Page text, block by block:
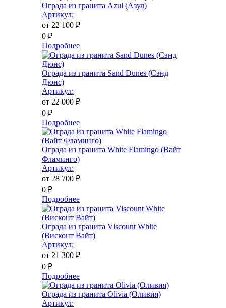
Ограда из гранита Azul (Азул)
Артикул:
от 22 100 ₽
0 ₽
Подробнее
Ограда из гранита Sand Dunes (Сэнд
Дюнс)
Артикул:
от 22 000 ₽
0 ₽
Подробнее
Ограда из гранита White Flamingo (Вайт
Фламинго)
Артикул:
от 28 700 ₽
0 ₽
Подробнее
Ограда из гранита Viscount White
(Висконт Вайт)
Артикул:
от 21 300 ₽
0 ₽
Подробнее
Ограда из гранита Olivia (Оливия)
Артикул: